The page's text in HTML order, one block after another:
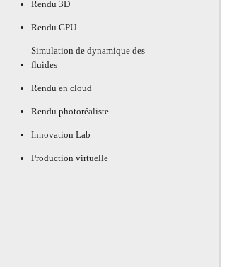
Rendu 3D
Rendu GPU
Simulation de dynamique des
fluides
Rendu en cloud
Rendu photoréaliste
Innovation Lab
Production virtuelle